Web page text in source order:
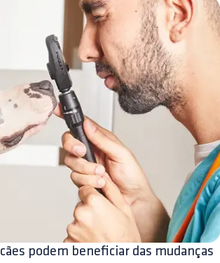
podem beneficiar das mudanças